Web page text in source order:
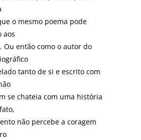
o mesmo poema pode
aos
Ou então como o autor do
tanto de si e escrito com
se chateia com uma história
não percebe a coragem